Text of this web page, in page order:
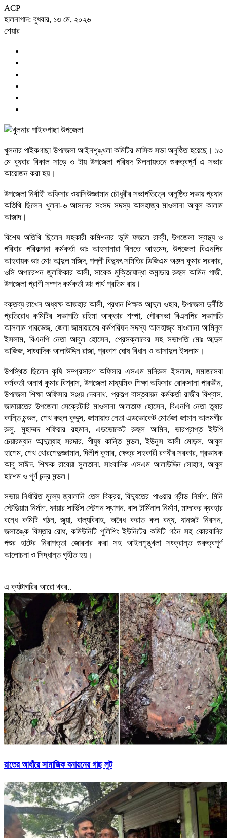
ACP
হালনাগাদ: বুধবার, ১৩ মে, ২০২৬
শেয়ার
খুলনার পাইকগাছা উপজেলা আইনশৃঙ্খলা কমিটির মাসিক সভা অনুষ্ঠিত হয়েছে। ১৩
মে বুধবার বিকাল সাড়ে ৩ টায় উপজেলা পরিষদ মিলনায়তনে গুরুত্বপূর্ণ এ সভার
আয়োজন করা হয়।
উপজেলা নির্বাহী অফিসার ওয়াসিউজ্জামান চৌধুরীর সভাপতিত্বে অনুষ্ঠিত সভায় প্রধান
অতিথি ছিলেন খুলনা-৬ আসনের সংসদ সদস্য আলহাজ্ব মাওলানা আবুল কালাম
আজাদ।
বিশেষ অতিথি ছিলেন সহকারী কমিশনার ভূমি ফজলে রাব্বী, উপজেলা স্বাস্থ্য ও
পরিবার পরিকল্পনা কর্মকর্তা ডাঃ আহসানারা বিনতে আহমেদ, উপজেলা বিএনপির
আহবায়ক ডাঃ মোঃ আব্দুল মজিদ, পল্লী বিদ্যুৎ সমিতির ডিজিএম অঞ্জন কুমার সরকার,
ওসি অপারেশন জুলফিকার আলী, সাবেক মুক্তিযোদ্ধা কমান্ডার রুহুল আমিন গাজী,
উপজেলা প্রাণী সম্পদ কর্মকর্তা ডাঃ পার্থ প্রতিম রায়।
বক্তব্য রাখেন অধ্যক্ষ আজহার আলী, প্রধান শিক্ষক আব্দুল ওহাব, উপজেলা দুর্নীতি
প্রতিরোধ কমিটির সভাপতি রহিমা আক্তার শম্পা, পৌরসভা বিএনপির সভাপতি
আসলাম পারভেজ, জেলা জামায়াতের কর্মপরিষদ সদস্য আলহাজ্ব মাওলানা আমিনুল
ইসলাম, বিএনপি নেতা আবুল হোসেন, প্রেসক্লাবের সহ সভাপতি মোঃ আব্দুল
আজিজ, সাংবাদিক আলাউদ্দিন রাজা, প্রকাশ ঘোষ বিধান ও আসাদুল ইসলাম।
উপস্থিত ছিলেন কৃষি সম্প্রসারণ অফিসার এসএম মনিরুল ইসলাম, সমাজসেবা
কর্মকর্তা অনাথ কুমার বিশ্বাস, উপজেলা মাধ্যমিক শিক্ষা অফিসার রোকসানা পারভীন,
উপজেলা শিক্ষা অফিসার সঞ্জয় দেবনাথ, প্রকল্প বাস্তবায়ন কর্মকর্তা রাজীব বিশ্বাস,
জামায়াতের উপজেলা সেক্রেটারি মাওলানা আলতাফ হোসেন, বিএনপি নেতা তুষার
কান্তি মন্ডল, শেখ রুহুল কুদ্দুস, জামায়াত নেতা এডভোকেট মোর্তজা জামান আলমগীর
রুলু, মুহাম্মদ শফিয়ার রহমান, এডভোকেট রুহুল আমিন, ভারপ্রাপ্ত ইউপি
চেয়ারম্যান আব্দুল্ল্যাহ সরদার, পীযুষ কান্তি মন্ডল, ইউনুস আলী মোড়ল, আবুল
হাশেম, শেখ খোরশেদুজ্জামান, দিলীপ কুমার, ক্ষেত্র সহকারী রণধীর সরকার, প্রভাষক
আবু সাঈদ, শিক্ষক রাবেয়া সুলতানা, সাংবাদিক এসএম আলাউদ্দিন সোহাগ, আবুল
হাশেম ও পূর্ণ চন্দ্র মন্ডল।
সভায় নির্ধারিত মূল্যে জ্বালানি তেল বিক্রয়, বিদ্যুতের পাওয়ার গ্রীড নির্মাণ, মিনি
স্টেডিয়াম নির্মাণ, ফায়ার সার্ভিস স্টেশন স্থাপন, বাস টার্মিনাল নির্মাণ, মাদকের ব্যবহার
বন্ধে কমিটি গঠন, জুয়া, বাল্যবিবাহ, অবৈধ করাত কল বন্ধ, যানজট নিরসন,
জলাতঙ্ক বিস্তার রোধ, কমিউনিটি পুলিশিং ইউনিটের কমিটি গঠন সহ কোরবানির
পশুর হাটের নিরাপত্তা জোরদার করা সহ আইনশৃঙ্খলা সংক্রান্ত গুরুত্বপূর্ণ
আলোচনা ও সিদ্ধান্ত গৃহীত হয়।
এ ক্যটাগরির আরো খবর..
রাতের আধাঁরে সামাজিক বনায়নের গাছ লুট